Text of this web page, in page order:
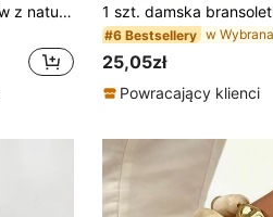
Bransoletka z koralików z naturalnego różowego kwarcu, akwamarynu i białego turkusu, stabilizuje emocje, wzmacnia wewnętrzny spokój, biżuteria modowa w stylu boho, odpowiednia dla mężczyzn i kobiet
#6 Bestsellery
25,05zł
Powracający klienci